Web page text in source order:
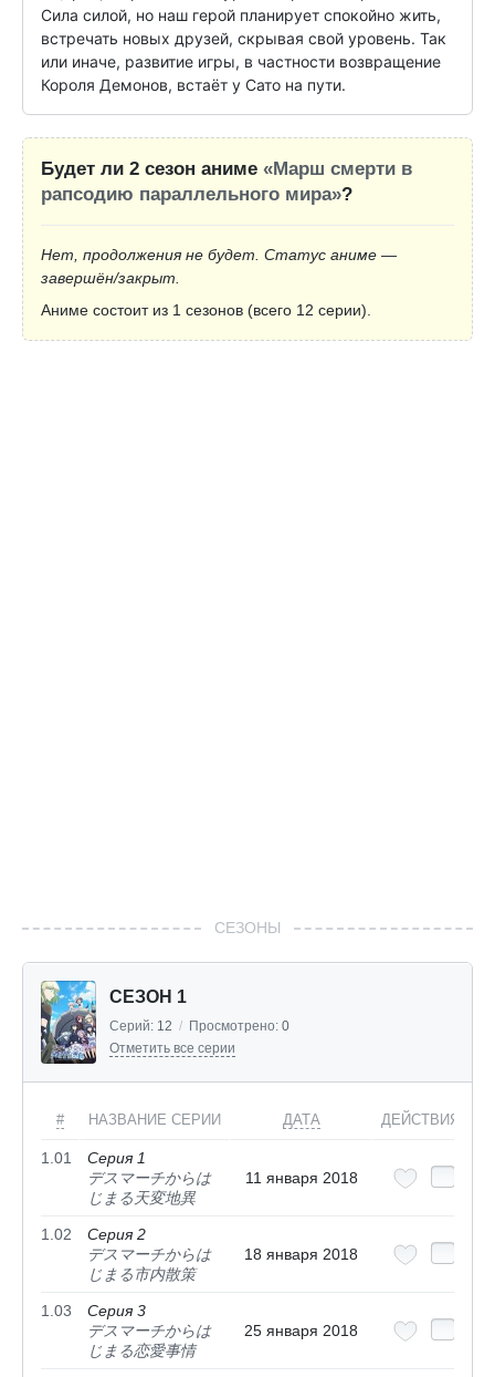
Сила силой, но наш герой планирует спокойно жить,
встречать новых друзей, скрывая свой уровень. Так
или иначе, развитие игры, в частности возвращение
Короля Демонов, встаёт у Сато на пути.
Будет ли 2 сезон аниме «Марш смерти в
рапсодию параллельного мирa»?
Нет, продолжения не будет. Статус аниме —
завершён/закрыт.
Аниме состоит из 1 сезонов (всего 12 серии).
СЕЗОНЫ
СЕЗОН 1
Серий: 12 / Просмотрено: 0
Отметить все серии
# НАЗВАНИЕ СЕРИИ ДАТА ДЕЙСТВИЯ
1.01
Серия 1
デスマーチからは
じまる天変地異
11 января 2018
1.02
Серия 2
デスマーチからは
じまる市内散策
18 января 2018
1.03
Серия 3
デスマーチからは
じまる恋愛事情
25 января 2018